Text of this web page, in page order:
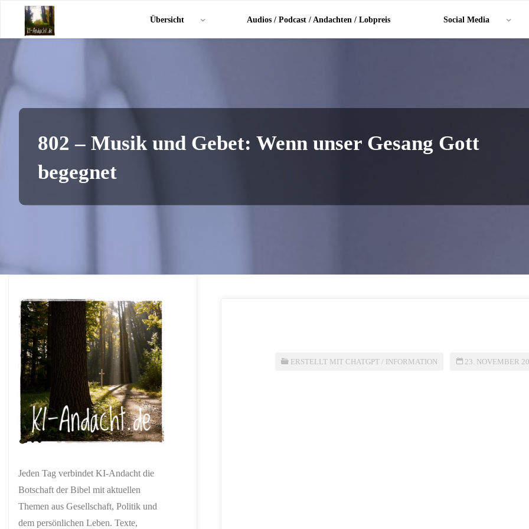
springen
Übersicht Audios / Podcast / Andachten / Lobpreis Social Media
802 – Musik und Gebet: Wenn unser Gesang Gott
begegnet
ERSTELLT MIT CHATGPT / INFORMATION 23. NOVEMBER
Jeden Tag verbindet KI-Andacht die
Botschaft der Bibel mit aktuellen
Themen aus Gesellschaft, Politik und
dem persönlichen Leben. Texte,